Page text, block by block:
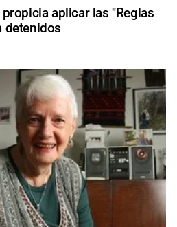
propicia aplicar las "Reglas
detenidos